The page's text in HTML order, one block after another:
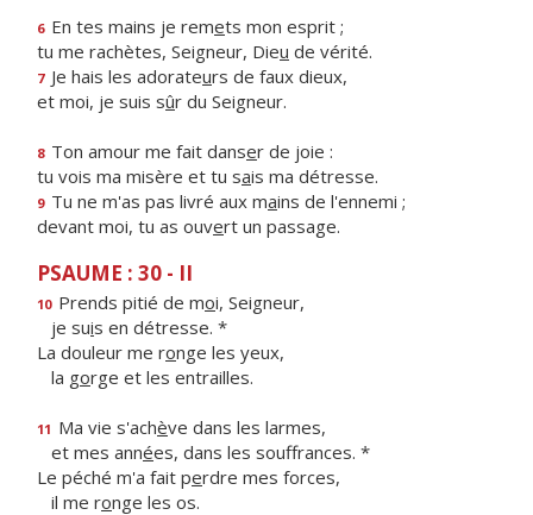
6 En tes mains je remets mon esprit ;
tu me rachètes, Seigneur, Dieu de vérité.
7 Je hais les adorateurs de faux dieux,
et moi, je suis sûr du Seigneur.
8 Ton amour me fait danser de joie :
tu vois ma misère et tu sais ma détresse.
9 Tu ne m'as pas livré aux mains de l'ennemi ;
devant moi, tu as ouvert un passage.
PSAUME : 30 - II
10 Prends pitié de moi, Seigneur,
je suis en détresse. *
La douleur me ronge les yeux,
la gorge et les entrailles.
11 Ma vie s'achève dans les larmes,
et mes années, dans les souffrances. *
Le péché m'a fait perdre mes forces,
il me ronge les os.